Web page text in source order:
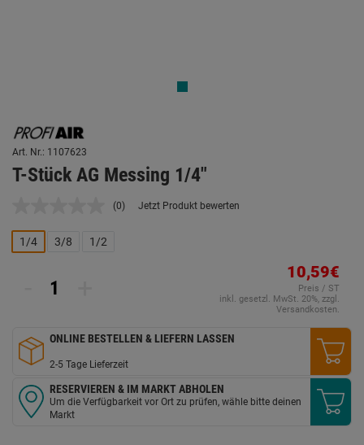
Art. Nr.: 1107623
T-Stück AG Messing 1/4"
Kein
(0) Jetzt Produkt bewerten
1/4 3/8 1/2
10,59€
Preis / ST
inkl. gesetzl. MwSt. 20%, zzgl.
Versandkosten.
ONLINE BESTELLEN & LIEFERN LASSEN
2-5 Tage Lieferzeit
RESERVIEREN & IM MARKT ABHOLEN
Um die Verfügbarkeit vor Ort zu prüfen, wähle bitte deinen
Markt